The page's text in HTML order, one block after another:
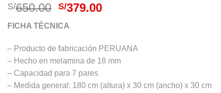
S/650.00 El
precio
original
era:
S/650.00.
S/379.00El
es:
S/379.00.
FICHA TÉCNICA
– Producto de fabricación PERUANA
– Hecho en melamina de 18 mm
– Capacidad para 7 pares
– Medida general: 180 cm (altura) x 30 cm (ancho) x 30 cm